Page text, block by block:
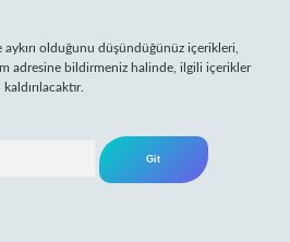
olduğunu düşündüğünüz içerikleri,
adresine bildirmeniz halinde, ilgili içerikler